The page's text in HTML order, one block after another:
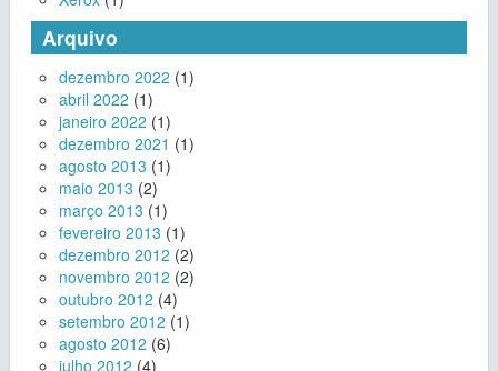
Arquivo
dezembro 2022 (1)
abril 2022 (1)
janeiro 2022 (1)
dezembro 2021 (1)
agosto 2013 (1)
maio 2013 (2)
março 2013 (1)
fevereiro 2013 (1)
dezembro 2012 (2)
novembro 2012 (2)
outubro 2012 (4)
setembro 2012 (1)
agosto 2012 (6)
julho 2012 (4)